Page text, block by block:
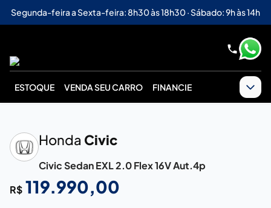
Segunda-feira a Sexta-feira: 8h30 às 18h30 · Sábado: 9h às 14h
ESTOQUE VENDA SEU CARRO FINANCIE
Honda Civic
Civic Sedan EXL 2.0 Flex 16V Aut.4p
R$ 119.990,00